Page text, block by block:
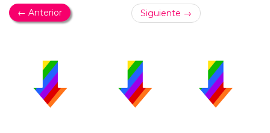
← Anterior Siguiente →